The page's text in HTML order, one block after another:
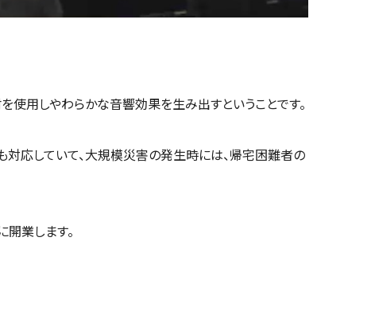
用しやわらかな音響効果を生み出すということです。
応していて、大規模災害の発生時には、帰宅困難者の
業します。